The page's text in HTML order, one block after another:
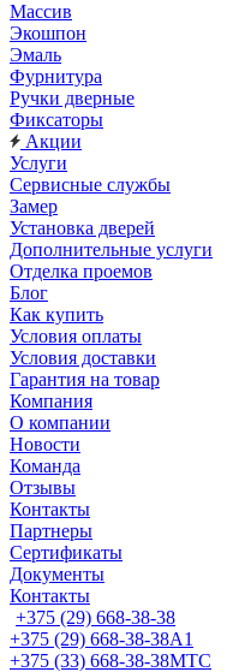
Массив
Экошпон
Эмаль
Фурнитура
Ручки дверные
Фиксаторы
Акции
Услуги
Сервисные службы
Замер
Установка дверей
Дополнительные услуги
Отделка проемов
Блог
Как купить
Условия оплаты
Условия доставки
Гарантия на товар
Компания
О компании
Новости
Команда
Отзывы
Контакты
Партнеры
Сертификаты
Документы
Контакты
+375 (29) 668-38-38
+375 (29) 668-38-38A1
+375 (33) 668-38-38МТС